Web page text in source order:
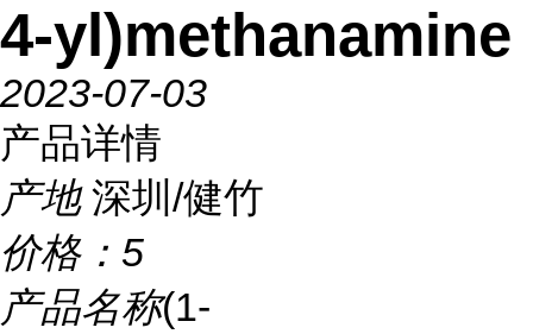
4-yl)methanamine
2023-07-03
产品详情
产地 深圳/健竹
价格： 5
产品名称(1-